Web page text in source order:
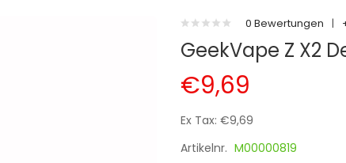
0 Bewertungen |
GeekVape Z X2
€9,69
Ex Tax: €9,69
Artikelnr. M00000819